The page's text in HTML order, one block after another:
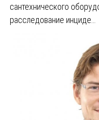
сантехнического
расследование инциде…